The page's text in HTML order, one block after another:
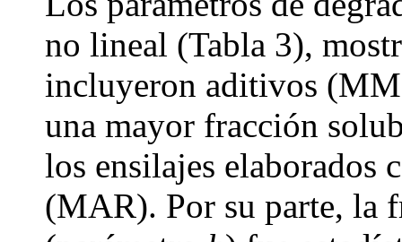
no lineal (Tabla 3),
incluyeron aditivos
una mayor fracción
los ensilajes elaborados
(MAR). Por su parte, la